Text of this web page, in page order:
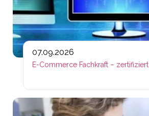
07.09.2026
E-Commerce Fachkraft – zertifiziert